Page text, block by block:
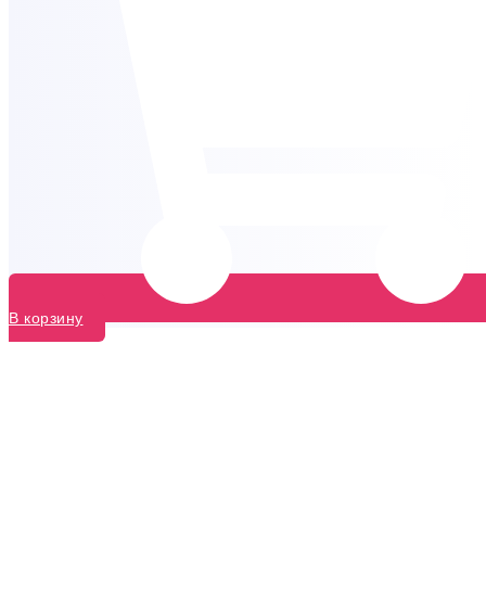
В корзину